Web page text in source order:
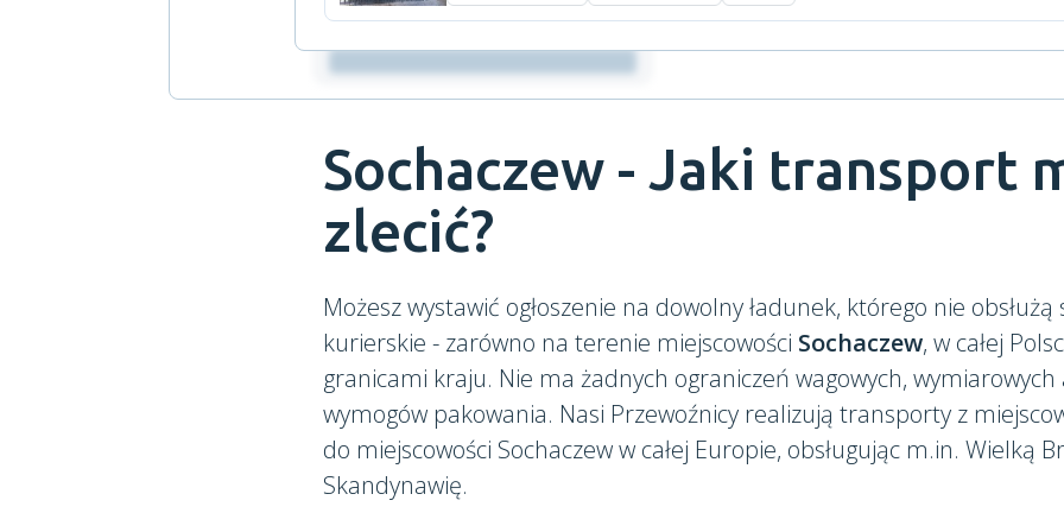
Sochaczew - Jaki transport
zlecić?
Możesz wystawić ogłoszenie na dowolny ładunek, którego nie
kurierskie - zarówno na terenie miejscowości Sochaczew, w całej
granicami kraju. Nie ma żadnych ograniczeń wagowych,
wymogów pakowania. Nasi Przewoźnicy realizują transporty z
do miejscowości Sochaczew w całej Europie, obsługując m.in. Wielką
Skandynawię.